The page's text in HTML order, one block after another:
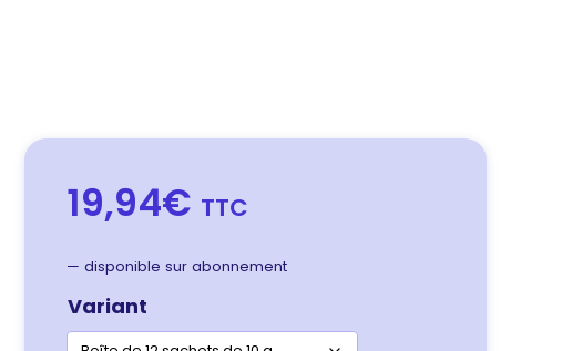
19,94€ TTC
— disponible sur abonnement
Variant